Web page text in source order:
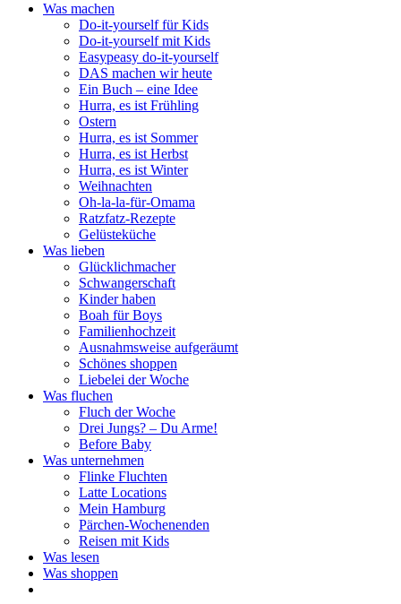
Was machen
Do-it-yourself für Kids
Do-it-yourself mit Kids
Easypeasy do-it-yourself
DAS machen wir heute
Ein Buch – eine Idee
Hurra, es ist Frühling
Ostern
Hurra, es ist Sommer
Hurra, es ist Herbst
Hurra, es ist Winter
Weihnachten
Oh-la-la-für-Omama
Ratzfatz-Rezepte
Gelüsteküche
Was lieben
Glücklichmacher
Schwangerschaft
Kinder haben
Boah für Boys
Familienhochzeit
Ausnahmsweise aufgeräumt
Schönes shoppen
Liebelei der Woche
Was fluchen
Fluch der Woche
Drei Jungs? – Du Arme!
Before Baby
Was unternehmen
Flinke Fluchten
Latte Locations
Mein Hamburg
Pärchen-Wochenenden
Reisen mit Kids
Was lesen
Was shoppen